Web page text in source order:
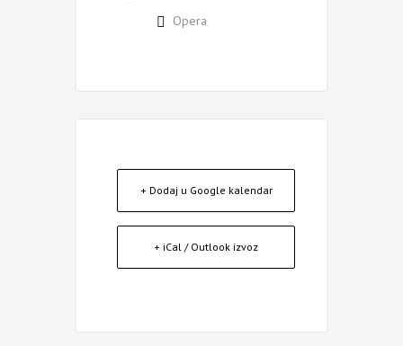
Opera
+ Dodaj u Google kalendar
+ iCal / Outlook izvoz